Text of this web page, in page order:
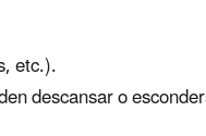
etc.).
descansar o